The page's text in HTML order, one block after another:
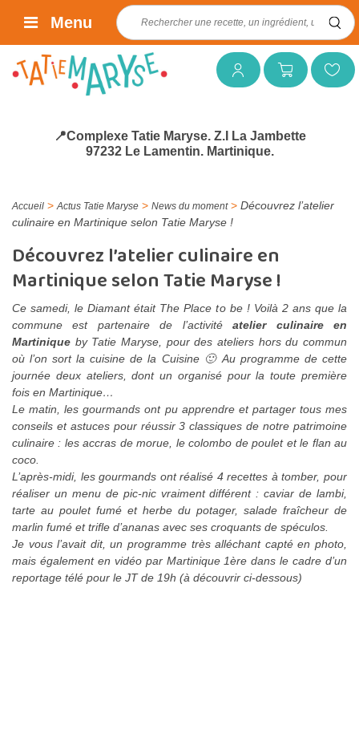
Mon compteMon panierMes favoris
Rechercher :
Menu
📍Complexe Tatie Maryse. Z.I La Jambette
97232 Le Lamentin. Martinique.
Accueil > Actus Tatie Maryse > News du moment> Découvrez l’atelier
culinaire en Martinique selon Tatie Maryse !
Découvrez l’atelier culinaire en
Martinique selon Tatie Maryse !
Ce samedi, le Diamant était The Place to be ! Voilà 2 ans que la
commune est partenaire de l’activitéatelier culinaire en
Martinique by Tatie Maryse, pour des ateliers hors du commun
où l’on sort la cuisine de la Cuisine 🙂 Au programme de cette
journée deux ateliers, dont un organisé pour la toute première
fois en Martinique…
Le matin, les gourmands ont pu apprendre et partager tous mes
conseils et astuces pour réussir 3 classiques de notre patrimoine
culinaire : les accras de morue, le colombo de poulet et le flan au
coco.
L’après-midi, les gourmands ont réalisé 4 recettes à tomber, pour
réaliser un menu de pic-nic vraiment différent : caviar de lambi,
tarte au poulet fumé et herbe du potager, salade fraîcheur de
marlin fumé et trifle d’ananas avec ses croquants de spéculos.
Je vous l’avait dit, un programme très alléchant capté en photo,
mais également en vidéo par Martinique 1ère dans le cadre d’un
reportage télé pour le JT de 19h (à découvrir ci-dessous)